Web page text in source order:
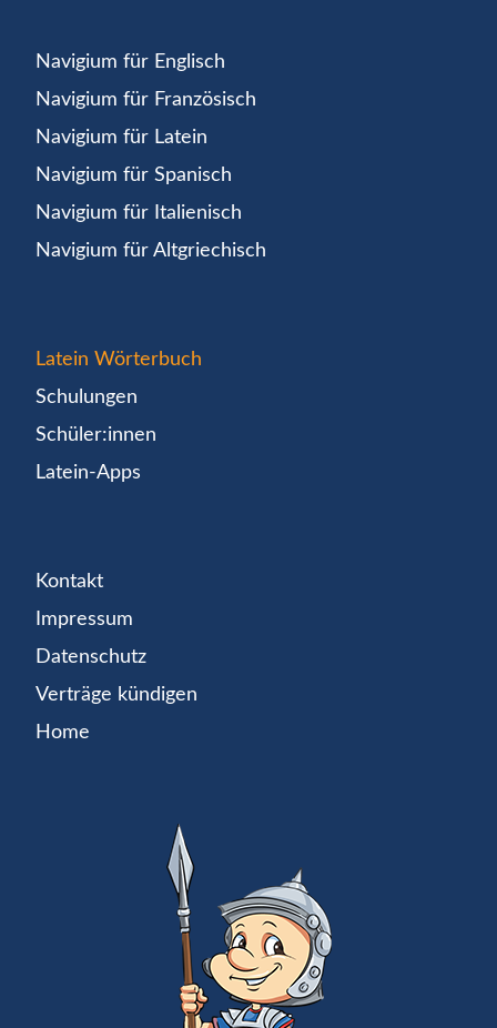
Navigium für Englisch
Navigium für Französisch
Navigium für Latein
Navigium für Spanisch
Navigium für Italienisch
Navigium für Altgriechisch
Latein Wörterbuch
Schulungen
Schüler:innen
Latein-Apps
Kontakt
Impressum
Datenschutz
Verträge kündigen
Home